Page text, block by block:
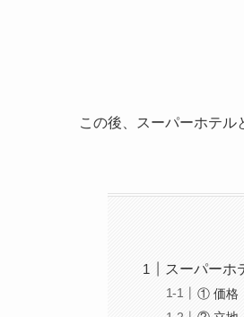
この後、スーパーホテル
スーパーホ
① 価格